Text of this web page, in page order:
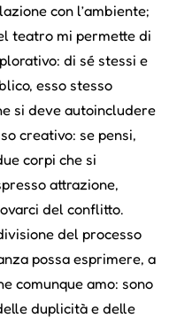
con l’ambiente;
teatro mi permette di
di sé stessi e
esso stesso
si deve autoincludere
creativo: se pensi,
corpi che si
attrazione,
del conflitto.
del processo
possa esprimere, a
comunque amo: sono
duplicità e delle